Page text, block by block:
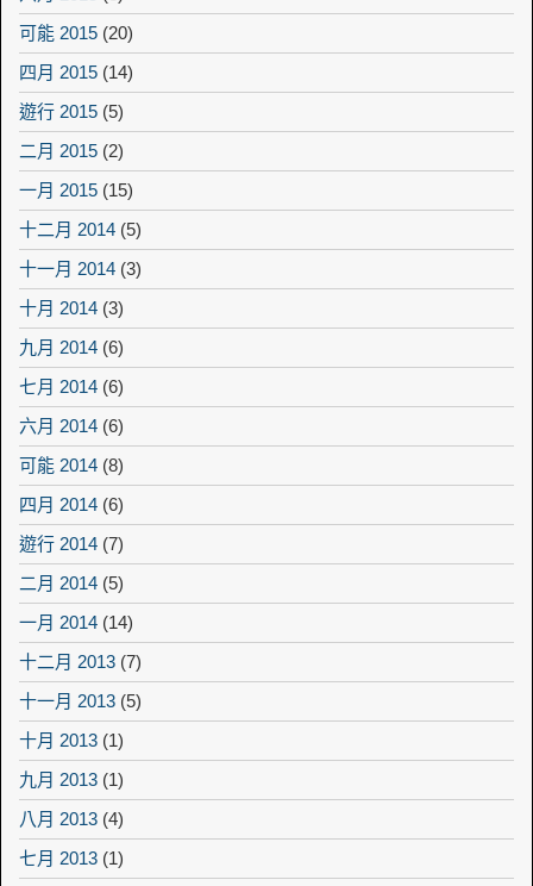
可能 2015 (20)
四月 2015 (14)
遊行 2015 (5)
二月 2015 (2)
一月 2015 (15)
十二月 2014 (5)
十一月 2014 (3)
十月 2014 (3)
九月 2014 (6)
七月 2014 (6)
六月 2014 (6)
可能 2014 (8)
四月 2014 (6)
遊行 2014 (7)
二月 2014 (5)
一月 2014 (14)
十二月 2013 (7)
十一月 2013 (5)
十月 2013 (1)
九月 2013 (1)
八月 2013 (4)
七月 2013 (1)